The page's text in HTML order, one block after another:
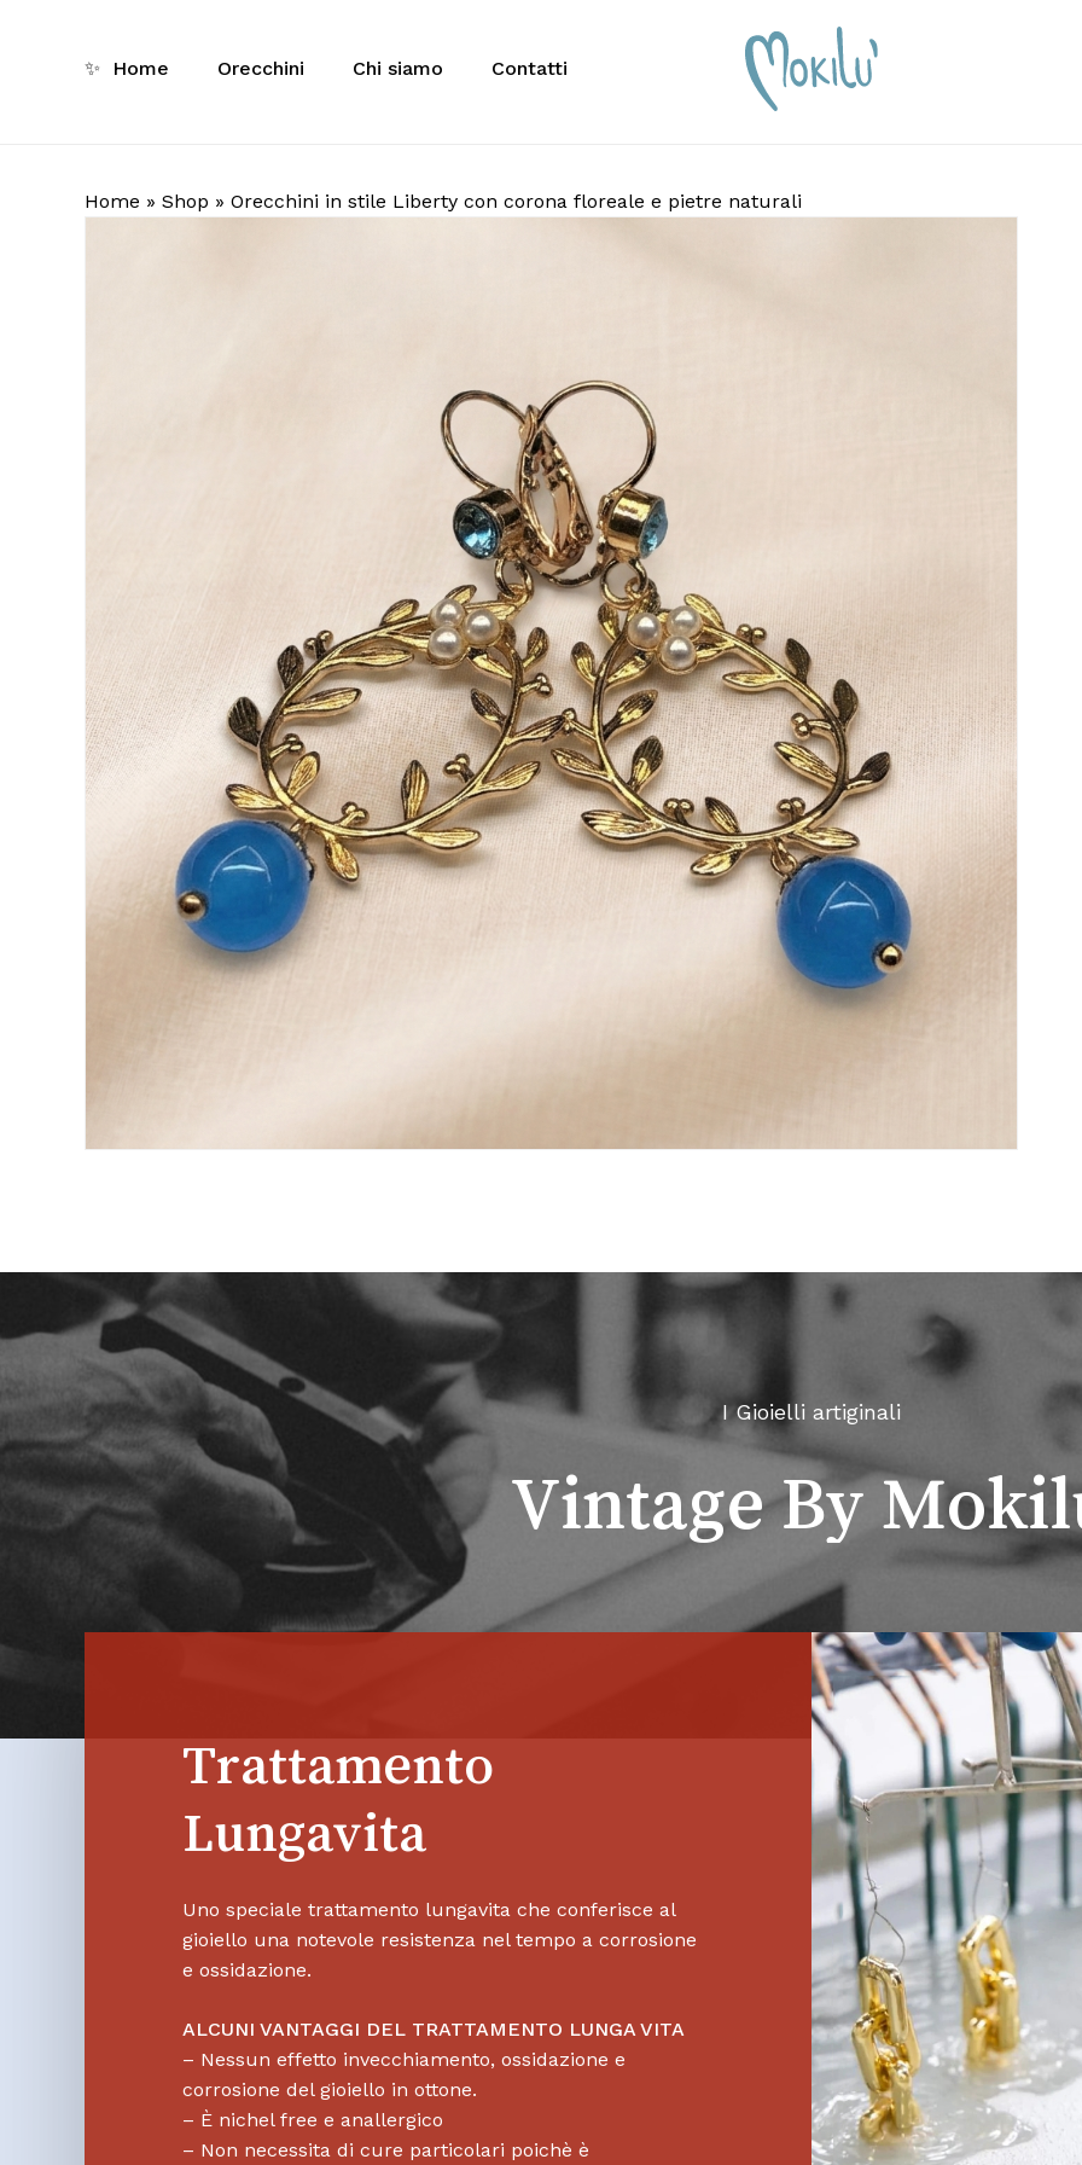
✨ Home Orecchini Chi siamo Contatti
Home » Shop » Orecchini in stile Liberty con corona floreale e pietre naturali
I Gioielli artiginali
Vintage By
Trattamento
Lungavita
Uno speciale trattamento lungavita che conferisce al
gioiello una notevole resistenza nel tempo a corrosione
e ossidazione.
ALCUNI VANTAGGI DEL TRATTAMENTO LUNGA VITA
– Nessun effetto invecchiamento, ossidazione e
corrosione del gioiello in ottone.
– È nichel free e anallergico
– Non necessita di cure particolari poichè è
Recensisci per
commento.